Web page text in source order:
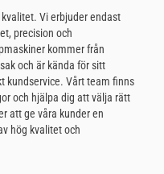
Vi erbjuder endast
precision och
kommer från
och är kända för sitt
kundservice. Vårt team finns
och hjälpa dig att välja rätt
att ge våra kunder en
hög kvalitet och